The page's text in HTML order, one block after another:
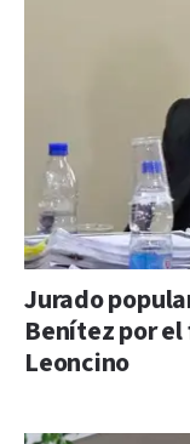
Jurado
Benítez por
Leoncino